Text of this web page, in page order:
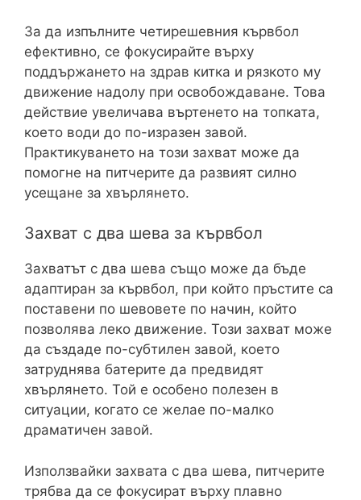
За да изпълните четирешевния кървбол
ефективно, се фокусирайте върху
поддържането на здрав китка и рязкото му
движение надолу при освобождаване. Това
действие увеличава въртенето на топката,
което води до по-изразен завой.
Практикуването на този захват може да
помогне на питчерите да развият силно
усещане за хвърлянето.
Захват с два шева за кървбол
Захватът с два шева също може да бъде
адаптиран за кървбол, при който пръстите са
поставени по шевовете по начин, който
позволява леко движение. Този захват може
да създаде по-субтилен завой, което
затруднява батерите да предвидят
хвърлянето. Той е особено полезен в
ситуации, когато се желае по-малко
драматичен завой.
Използвайки захвата с два шева, питчерите
трябва да се фокусират върху плавно